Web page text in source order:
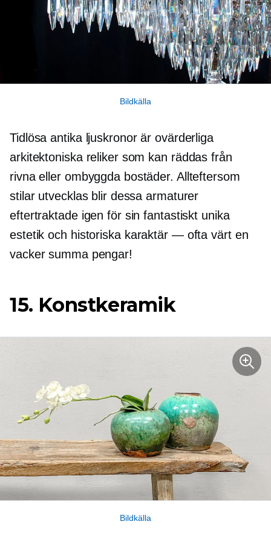
Bildkälla
Tidlösa antika ljuskronor är ovärderliga
arkitektoniska reliker som kan räddas från
rivna eller ombyggda bostäder. Allteftersom
stilar utvecklas blir dessa armaturer
eftertraktade igen för sin fantastiskt unika
estetik och historiska karaktär — ofta värt en
vacker summa pengar!
15. Konstkeramik
Bildkälla